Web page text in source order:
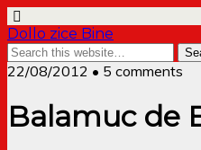
Dollo zice Bine
22/08/2012 • 5 comments
Balamuc de